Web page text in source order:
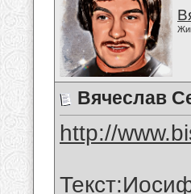
Вячеслав
http://